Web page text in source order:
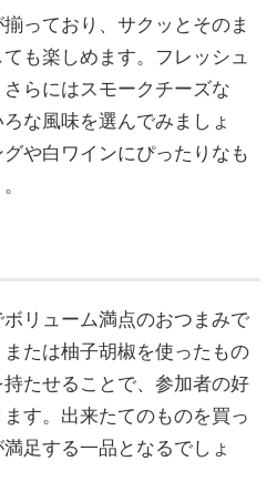
っており、サクッとそのま
も楽しめます。フレッシュ
らにはスモークチーズな
な風味を選んでみましょ
や白ワインにぴったりなも
リューム満点のおつまみで
たは柚子胡椒を使ったもの
たせることで、参加者の好
す。出来たてのものを買っ
足する一品となるでしょ